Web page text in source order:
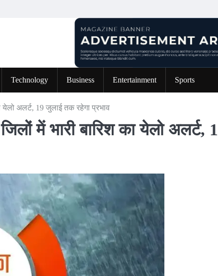
Technology Business Entertainment Sports
येलो अलर्ट, 19 जुलाई तक रहेगा प्रभाव
में भारी बारिश का येलो अलर्ट,